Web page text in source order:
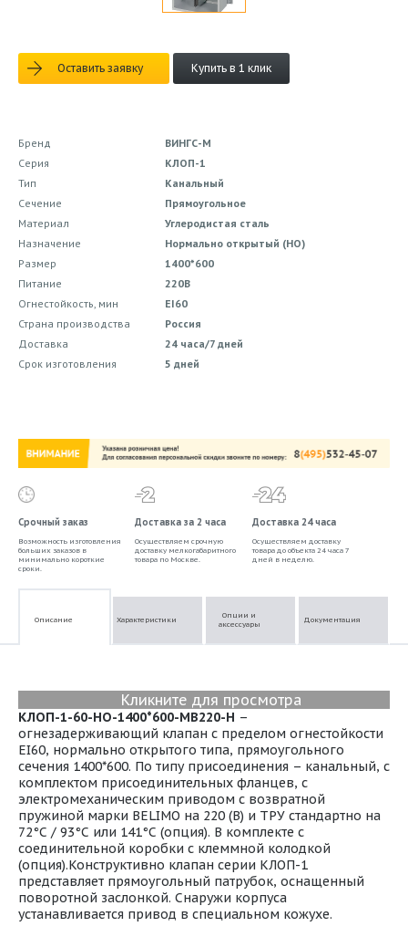
Оставить заявку Купить в 1 клик
Бренд
ВИНГС-М
Серия
КЛОП-1
Тип
Канальный
Сечение
Прямоугольное
Материал
Углеродистая сталь
Назначение
Нормально открытый (НО)
Размер
1400*600
Питание
220В
Огнестойкость, мин
EI60
Страна производства
Россия
Доставка
24 часа/7 дней
Срок изготовления
5 дней
Срочный заказ
Возможность изготовления
больших заказов в
минимально короткие
сроки.
Доставка за 2 часа
Осуществляем срочную
доставку мелкогабаритного
товара по Москве.
Доставка 24 часа
Осуществляем доставку
товара до объекта 24 часа 7
дней в неделю.
Описание Характеристики
Опции и
аксессуары
Документация
Кликните для просмотра
КЛОП-1-60-НО-1400*600-МВ220-H –
огнезадерживающий клапан с пределом огнестойкости
EI60, нормально открытого типа, прямоугольного
сечения 1400*600. По типу присоединения – канальный, с
комплектом присоединительных фланцев, с
электромеханическим приводом с возвратной
пружиной марки BELIMO на 220 (В) и ТРУ стандартно на
72°С / 93°С или 141°С (опция). В комплекте с
соединительной коробки с клеммной колодкой
(опция).Конструктивно клапан серии КЛОП-1
представляет прямоугольный патрубок, оснащенный
поворотной заслонкой. Снаружи корпуса
устанавливается привод в специальном кожухе.